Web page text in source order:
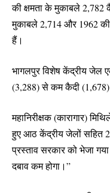
की क्षमता के मुकाबले 2,782
मुकाबले 2,714 और 1962
हैं।
भागलपुर विशेष केंद्रीय जेल
(3,288) से कम कैदी
महानिरीक्षक (कारागार)
हुए आठ केंद्रीय जेलों सहित
प्रस्ताव सरकार को भेजा
दबाव कम होगा।”